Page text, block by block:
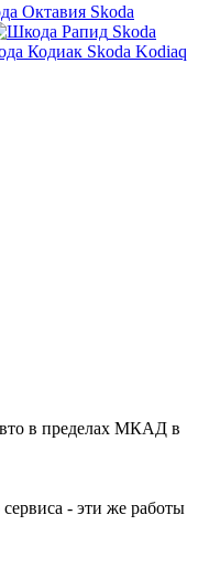
Skoda
Skoda
Skoda Kodiaq
в пределах МКАД в
- эти же работы